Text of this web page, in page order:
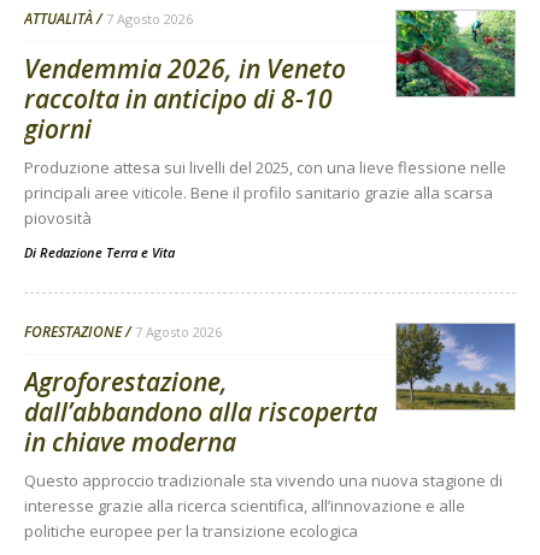
ATTUALITÀ 7 Agosto 2026
Vendemmia 2026, in Veneto
raccolta in anticipo di 8-10
giorni
Produzione attesa sui livelli del 2025, con una lieve flessione nelle
principali aree viticole. Bene il profilo sanitario grazie alla scarsa
piovosità
Di Redazione Terra e Vita
FORESTAZIONE 7 Agosto 2026
Agroforestazione,
dall’abbandono alla riscoperta
in chiave moderna
Questo approccio tradizionale sta vivendo una nuova stagione di
interesse grazie alla ricerca scientifica, all’innovazione e alle
politiche europee per la transizione ecologica